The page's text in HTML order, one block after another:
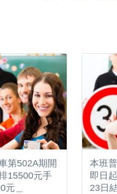
第502A期開
15500元手
元＿
本班
即日
23日